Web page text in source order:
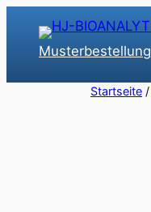
Inhalt
springenMusterbestellung
Startseite /